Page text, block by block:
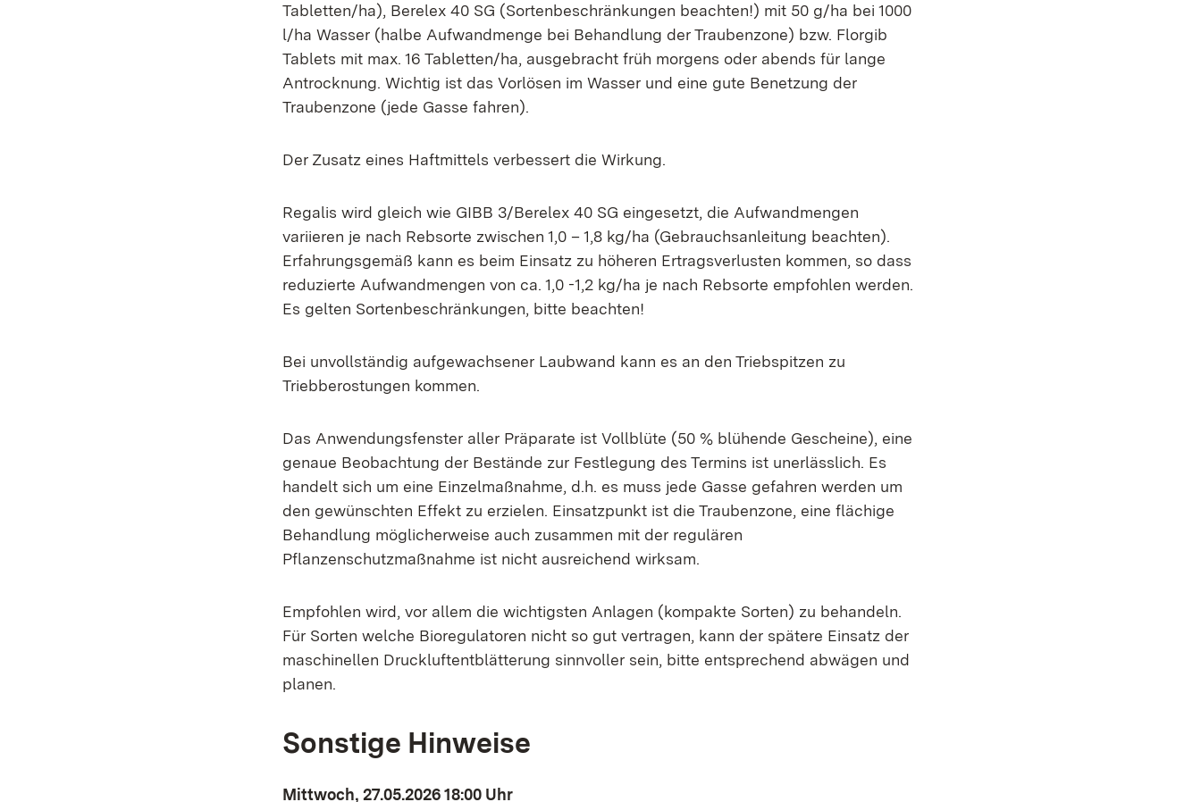
Tabletten/ha), Berelex 40 SG (Sortenbeschränkungen beachten!) mit 50 g/ha bei 1000
l/ha Wasser (halbe Aufwandmenge bei Behandlung der Traubenzone) bzw. Florgib
Tablets mit max. 16 Tabletten/ha, ausgebracht früh morgens oder abends für lange
Antrocknung. Wichtig ist das Vorlösen im Wasser und eine gute Benetzung der
Traubenzone (jede Gasse fahren).
Der Zusatz eines Haftmittels verbessert die Wirkung.
Regalis wird gleich wie GIBB 3/Berelex 40 SG eingesetzt, die Aufwandmengen
variieren je nach Rebsorte zwischen 1,0 – 1,8 kg/ha (Gebrauchsanleitung beachten).
Erfahrungsgemäß kann es beim Einsatz zu höheren Ertragsverlusten kommen, so dass
reduzierte Aufwandmengen von ca. 1,0 -1,2 kg/ha je nach Rebsorte empfohlen werden.
Es gelten Sortenbeschränkungen, bitte beachten!
Bei unvollständig aufgewachsener Laubwand kann es an den Triebspitzen zu
Triebberostungen kommen.
Das Anwendungsfenster aller Präparate ist Vollblüte (50 % blühende Gescheine), eine
genaue Beobachtung der Bestände zur Festlegung des Termins ist unerlässlich. Es
handelt sich um eine Einzelmaßnahme, d.h. es muss jede Gasse gefahren werden um
den gewünschten Effekt zu erzielen. Einsatzpunkt ist die Traubenzone, eine flächige
Behandlung möglicherweise auch zusammen mit der regulären
Pflanzenschutzmaßnahme ist nicht ausreichend wirksam.
Empfohlen wird, vor allem die wichtigsten Anlagen (kompakte Sorten) zu behandeln.
Für Sorten welche Bioregulatoren nicht so gut vertragen, kann der spätere Einsatz der
maschinellen Druckluftentblätterung sinnvoller sein, bitte entsprechend abwägen und
planen.
Sonstige Hinweise
Mittwoch, 27.05.2026 18:00 Uhr